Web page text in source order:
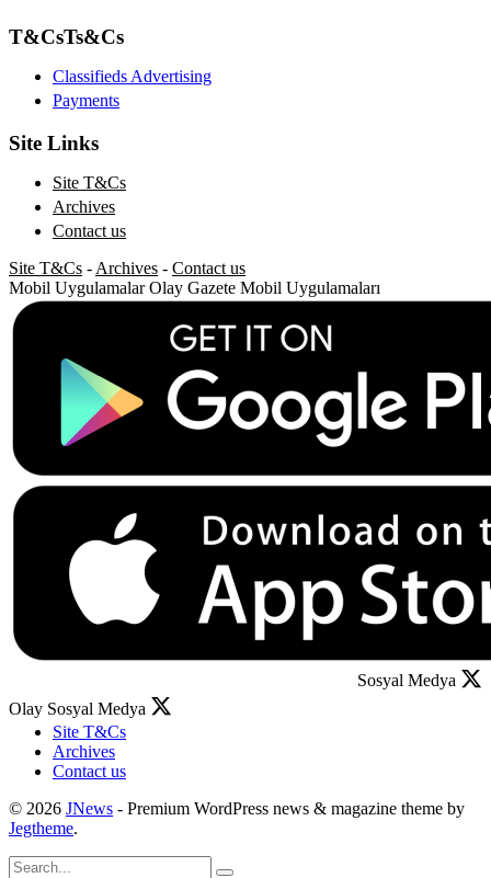
T&CsTs&Cs
Classifieds Advertising
Payments
Site Links
Site T&Cs
Archives
Contact us
Site T&Cs - Archives - Contact us
Mobil Uygulamalar Olay Gazete Mobil Uygulamaları
Sosyal Medya
Olay Sosyal Medya
Site T&Cs
Archives
Contact us
© 2026 JNews - Premium WordPress news & magazine theme by
Jegtheme.